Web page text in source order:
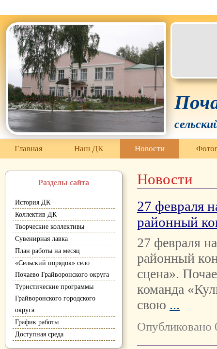
Главная Наш ДК Новости
Разделы сайта
История ДК
Коллектив ДК
Творческие коллективы
Сувенирная лавка
План работы на месяц
«Сельский порядок» село
Почаево Грайворонского округа
Туристические программы
Грайворонского городского
округа
График работы
Доступная среда
Новости
27 февраля
районный
27 февраля
районный
сцена».
команда
свою ...
Опубликовано